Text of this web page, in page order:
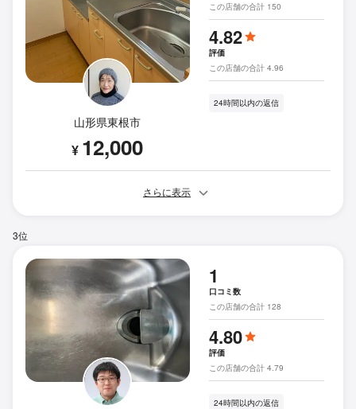
山形県東根市
¥ 12,000
この店舗の合計 150
4.82
評価
この店舗の合計 4.96
24時間以内の返信
さらに表示
3位
1
口コミ数
この店舗の合計 128
4.80
評価
この店舗の合計 4.79
24時間以内の返信